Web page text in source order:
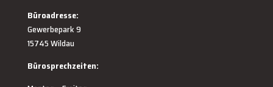
Büroadresse:
Gewerbepark 9
15745 Wildau
Bürosprechzeiten: